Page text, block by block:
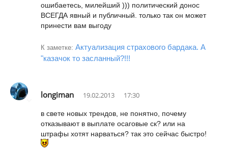
ошибаетесь, милейший ))) политический донос
ВСЕГДА явный и публичный. только так он может
принести вам выгоду
К заметке: Актуализация страхового бардака. А
"казачок то засланный?!!!
longiman 19.02.2013 17:30
в свете новых трендов, не понятно, почему
отказывают в выплате осаговые ск? или на
штрафы хотят нарваться? так это сейчас быстро!